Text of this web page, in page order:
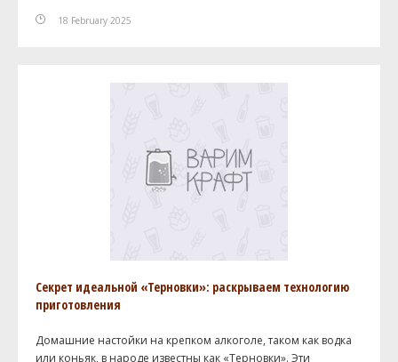
18 February 2025
Секрет идеальной «Терновки»: раскрываем технологию
приготовления
Домашние настойки на крепком алкоголе, таком как водка
или коньяк, в народе известны как «Терновки». Эти